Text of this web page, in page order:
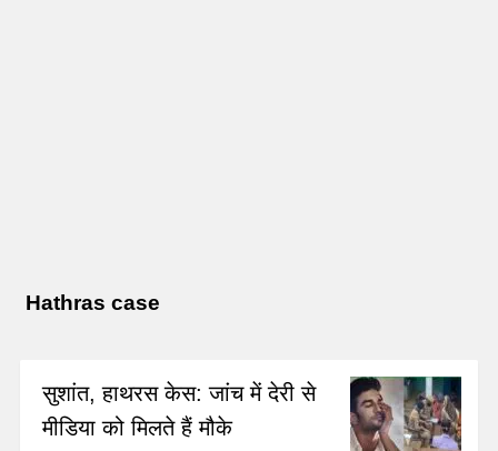
Hathras case
सुशांत, हाथरस केस: जांच में देरी से
मीडिया को मिलते हैं मौके